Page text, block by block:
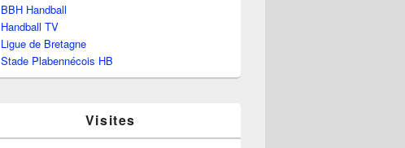
BBH Handball
Handball TV
Ligue de Bretagne
Stade Plabennécois HB
Visites